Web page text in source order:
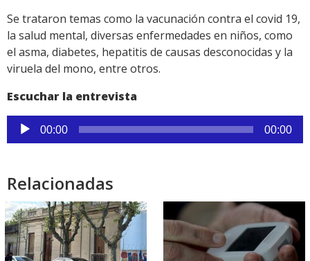
Se trataron temas como la vacunación contra el covid 19,
la salud mental, diversas enfermedades en niños, como
el asma, diabetes, hepatitis de causas desconocidas y la
viruela del mono, entre otros.
Escuchar la entrevista
Reproductor
de
00:00 00:00
Relacionadas